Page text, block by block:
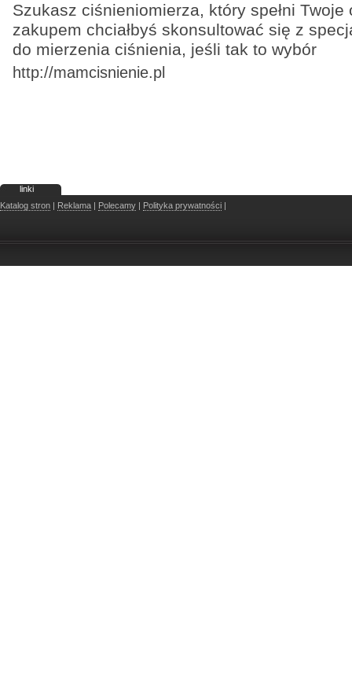
Szukasz ciśnieniomierza, który spełni
zakupem chciałbyś skonsultować się z
do mierzenia ciśnienia, jeśli tak to wybór
http://mamcisnienie.pl
linki
Katalog stron | Reklama | Polecamy | Polityka prywatności |